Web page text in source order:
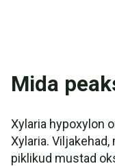
Mida
Xylaria hypoxylon
Xylaria.
piklikud mustad